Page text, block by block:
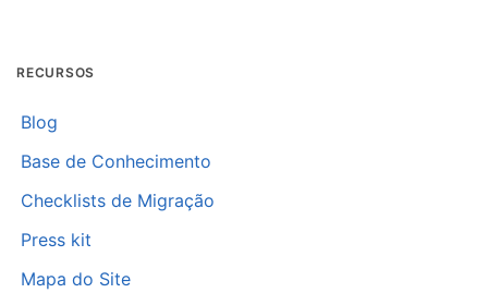
RECURSOS
Blog
Base de Conhecimento
Checklists de Migração
Press kit
Mapa do Site